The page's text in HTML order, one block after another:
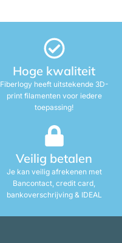
Hoge kwaliteit
Fiberlogy heeft uitstekende 3D-
print filamenten voor iedere
toepassing!
Veilig betalen
Je kan veilig afrekenen met
Bancontact, credit card,
bankoverschrijving & IDEAL